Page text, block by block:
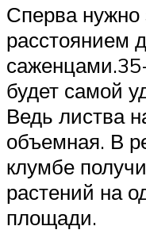
Сперва нужно
расстоянием
будет самой
Ведь листва
объемная. В
клумбе
растений на
площади.